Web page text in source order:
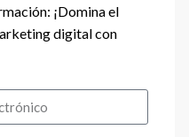
¡Domina el
digital con